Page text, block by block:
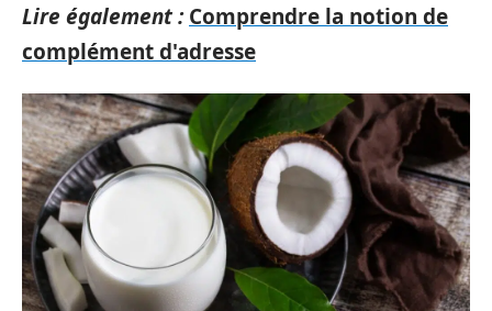
Lire également : Comprendre la notion de
complément d'adresse